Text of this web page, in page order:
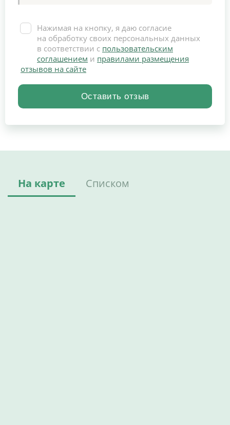
Нажимая на кнопку, я даю согласие
на обработку своих персональных данных
в соответствии с пользовательским
соглашением и правилами размещения
отзывов на сайте
На карте Списком